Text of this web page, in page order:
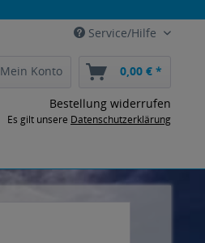
Service/Hilfe
Mein Konto 0,00 € *
Bestellung widerrufen
Es gilt unsere Datenschutzerklärung